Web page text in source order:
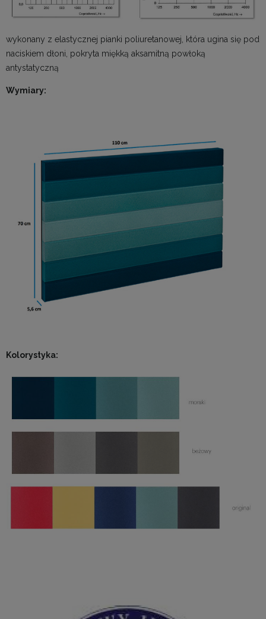
wykonany z elastycznej pianki poliuretanowej, która ugina się pod
naciskiem dłoni, pokryta miękką aksamitną powłoką
antystatyczną
Wymiary:
Kolorystyka: